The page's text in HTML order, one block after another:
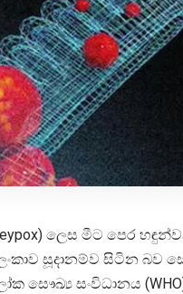
ලෙස මීට පෙර
ලංකාව සූදානම්ව සිටින බව
සෞඛ්‍ය සංවිධානය